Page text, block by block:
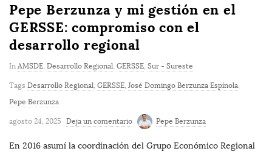
Pepe Berzunza y mi gestión en el
GERSSE: compromiso con el
desarrollo regional
In AMSDE, Desarrollo Regional, GERSSE, Sur - Sureste
Tags Desarrollo Regional, GERSSE, José Domingo Berzunza Espínola,
Pepe Berzunza
agosto 24, 2025 Deja un comentario Pepe Berzunza
En 2016 asumí la coordinación del Grupo Económico Regional